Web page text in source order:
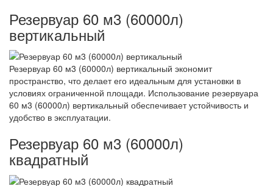
Резервуар 60 м3 (60000л)
вертикальный
Резервуар 60 м3 (60000л) вертикальный экономит
пространство, что делает его идеальным для установки в
условиях ограниченной площади. Использование резервуара
60 м3 (60000л) вертикальный обеспечивает устойчивость и
удобство в эксплуатации.
Резервуар 60 м3 (60000л)
квадратный